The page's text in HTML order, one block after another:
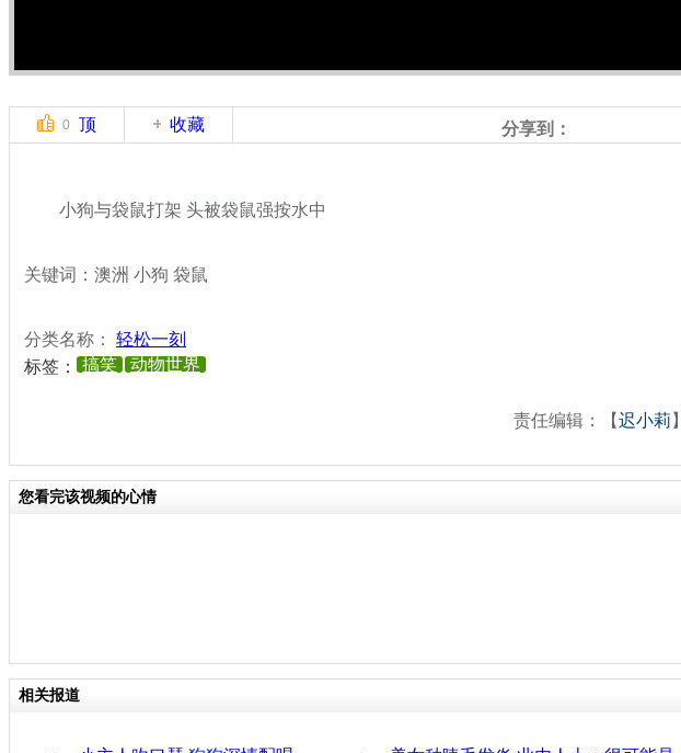
0 顶 收藏 分享到：
小狗与袋鼠打架 头被袋鼠强按水中
关键词：澳洲 小狗 袋鼠
分类名称： 轻松一刻
标签：
搞笑 动物世界
责任编辑：【迟小莉 】
您看完该视频的心情
相关报道